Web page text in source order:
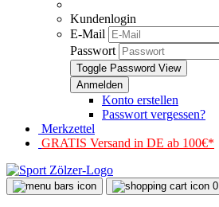
Kundenlogin
E-Mail
Passwort
Toggle Password View
Konto erstellen
Passwort vergessen?
Merkzettel
GRATIS Versand in DE ab 100€*
0